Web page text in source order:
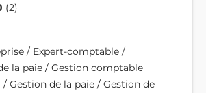
2
/ Expert-comptable /
la paie / Gestion comptable
Gestion de la paie / Gestion de